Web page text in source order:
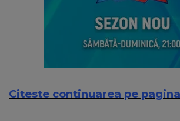
Citeste continuarea pe pagina